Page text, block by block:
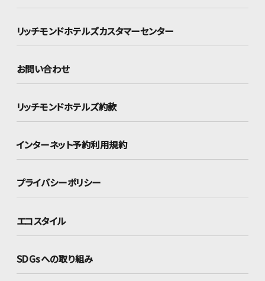
リッチモンドホテルズカスタマーセンター
お問い合わせ
リッチモンドホテルズ約款
インターネット予約利用規約
プライバシーポリシー
エコスタイル
SDGsへの取り組み